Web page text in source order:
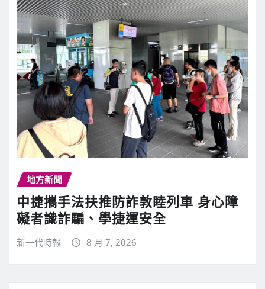
地方新聞
中捷攜手法扶推防詐敦睦列車 身心障
礙者識詐騙、學捷運安全
新一代時報 8 月 7, 2026